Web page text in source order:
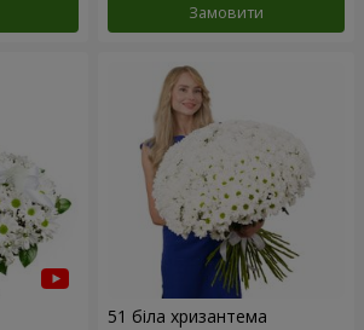
Замовити
51 біла хризантема